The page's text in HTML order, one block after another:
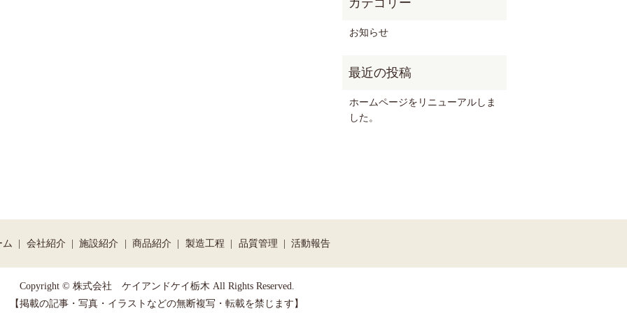
お知らせ
ホームページをリニューアルしま
した。
ム 会社紹介 施設紹介 商品紹介 製造工程 品質管理 活動報告
Copyright © 株式会社 ケイアンドケイ栃木 All Rights Reserved.
【掲載の記事・写真・イラストなどの無断複写・転載を禁じます】